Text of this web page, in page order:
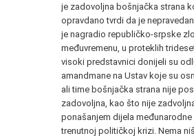
je zadovoljna bošnjačka strana
opravdano tvrdi da je
je nagradio republičko-srpske
međuvremenu, u proteklih
visoki predstavnici donijeli su
amandmane na Ustav koje su
ali time bošnjačka strana nije
zadovoljna, kao što nije
ponašanjem dijela međunarodne
trenutnoj političkoj krizi. Nema